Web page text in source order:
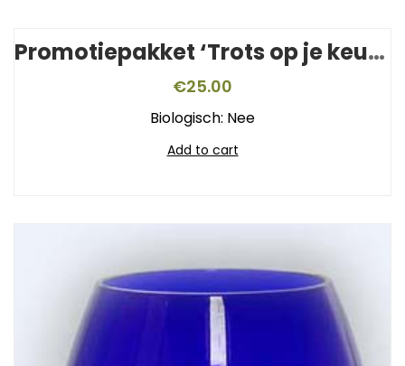
Promotiepakket ‘Trots op je keurmerk’
€25.00
Biologisch: Nee
Add to cart